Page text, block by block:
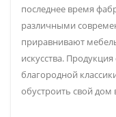
последнее время
различными
приравнивают
искусства.
благородной
обустроить свой дом